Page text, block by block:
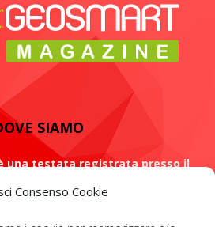
Consenso Cookie
SIAMO
una testata registrata presso il